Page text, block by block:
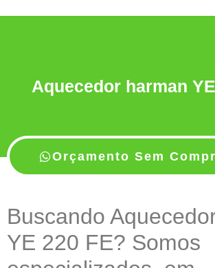
Aquecedor harman
Orçamento Sem
Buscando
YE 220 FE? Somos